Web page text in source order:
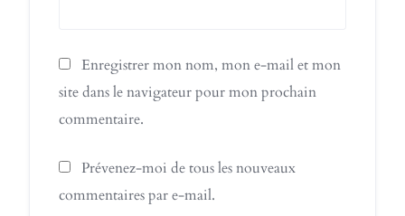
Enregistrer mon nom, mon e-mail et mon
site dans le navigateur pour mon prochain
commentaire.
Prévenez-moi de tous les nouveaux
commentaires par e-mail.